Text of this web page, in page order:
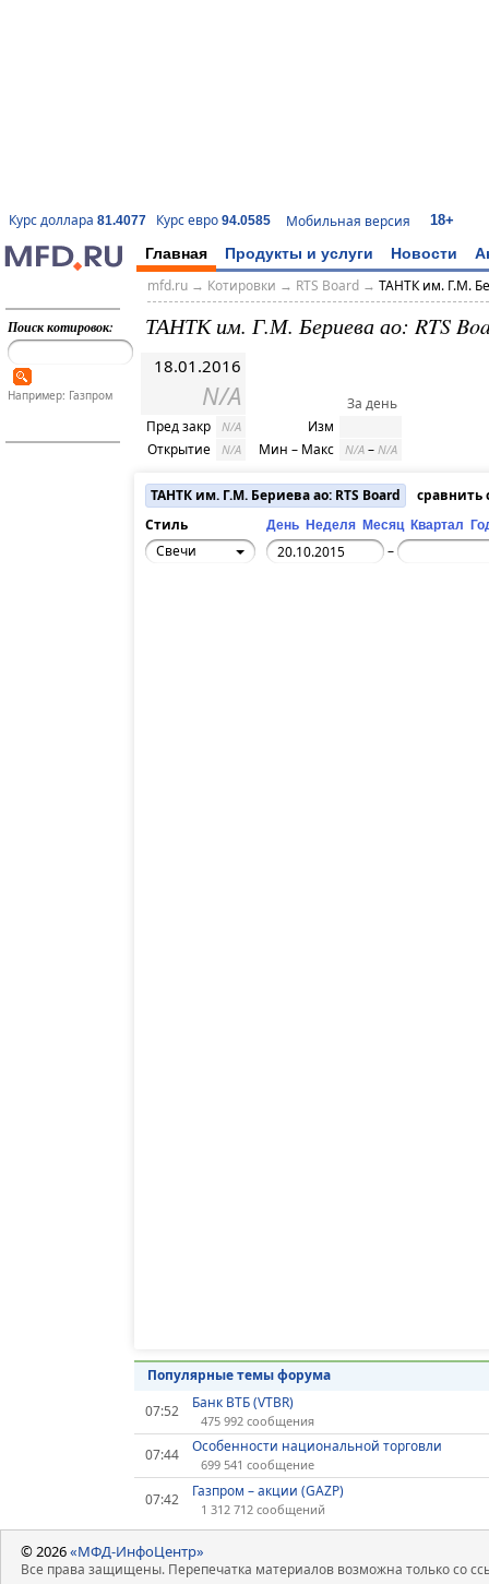
Курс доллара 81.4077 Курс евро 94.0585 Мобильная версия 18+
Главная Продукты и услуги Новости
Поиск котировок:
Например: Газпром
mfd.ru→ Котировки → RTS Board→ ТАНТК им. Г.М.
ТАНТК им. Г.М. Бериева ао: RTS
18.01.2016
N/A
Пред закр N/A
Открытие N/A
За день
Изм
Мин – Макс
N/A – N/A
ТАНТК им. Г.М. Бериева ао: RTS Board
сравнить
Стиль
День Неделя Месяц Квартал
Свечи –
Популярные темы форума
07:52
Банк ВТБ (VTBR)
475 992 сообщения
07:44 Особенности национальной торговли
699 541 сообщение
07:42 Газпром – акции (GAZP)
1 312 712 сообщений
© 2026«МФД-ИнфоЦентр»
Все права защищены. Перепечатка материалов возможна только со